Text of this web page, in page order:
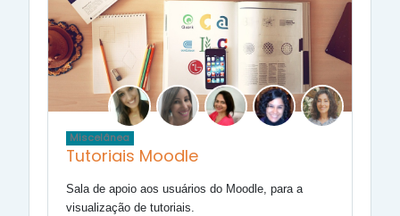
Miscelânea
Tutoriais Moodle
Sala de apoio aos usuários do Moodle, para a
visualização de tutoriais.